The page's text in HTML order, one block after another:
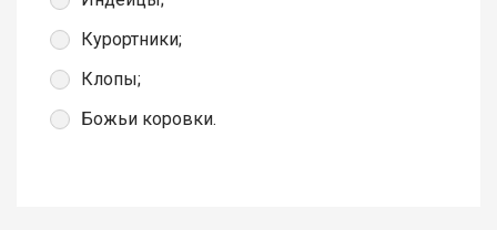
Курортники;
Клопы;
Божьи коровки.